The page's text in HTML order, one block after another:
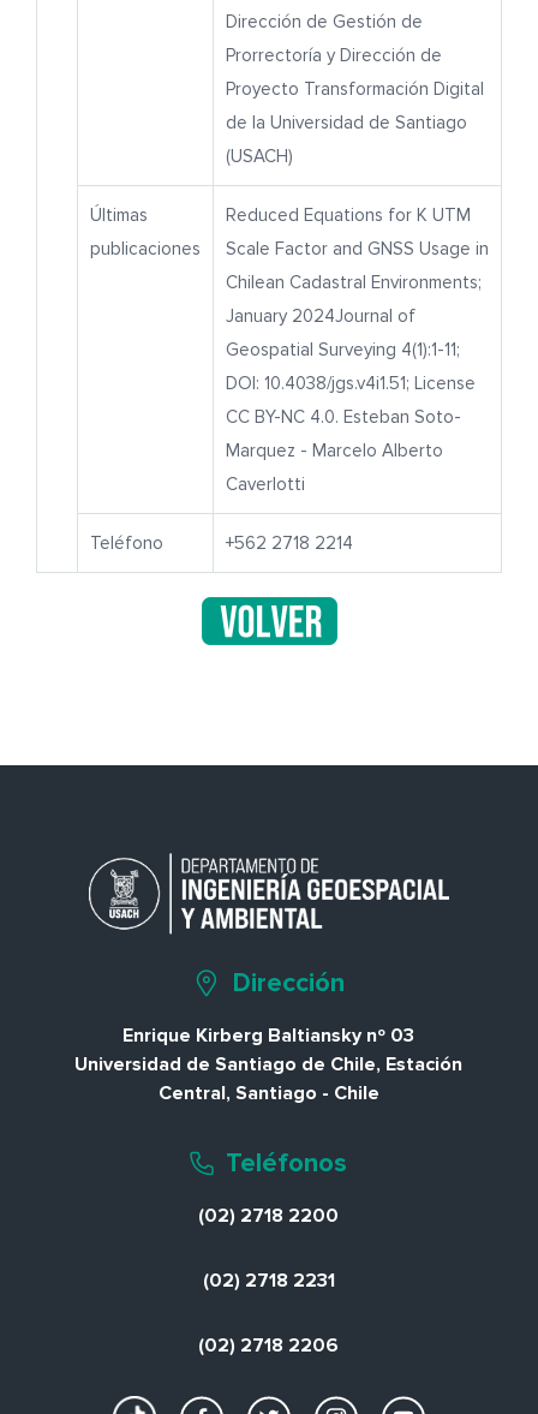
Dirección de Gestión de
Prorrectoría y Dirección de
Proyecto Transformación Digital
de la Universidad de Santiago
(USACH)
Últimas
publicaciones
Reduced Equations for K UTM
Scale Factor and GNSS Usage in
Chilean Cadastral Environments;
January 2024Journal of
Geospatial Surveying 4(1):1-11;
DOI: 10.4038/jgs.v4i1.51; License
CC BY-NC 4.0. Esteban Soto-
Marquez - Marcelo Alberto
Caverlotti
Teléfono +562 2718 2214
Dirección
Enrique Kirberg Baltiansky nº 03
Universidad de Santiago de Chile, Estación
Central, Santiago - Chile
Teléfonos
(02) 2718 2200
(02) 2718 2231
(02) 2718 2206